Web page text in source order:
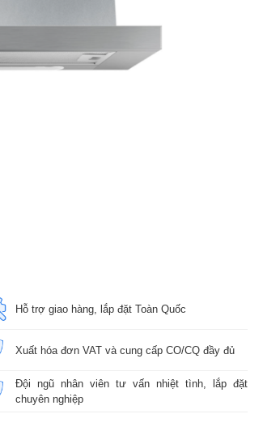
Hỗ trợ giao hàng, lắp đặt Toàn Quốc
Xuất hóa đơn VAT và cung cấp CO/CQ đầy đủ
Đội ngũ nhân viên tư vấn nhiệt tình, lắp đặt
chuyên nghiệp